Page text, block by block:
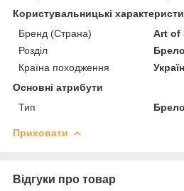
Користувальницькі
Бренд (Страна)
Art of
Розділ
Країна походження
Основні атрибути
Тип
Приховати
Відгуки про товар